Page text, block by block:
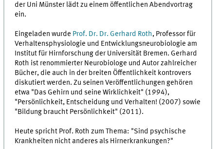
der Uni Münster lädt zu einem öffentlichen Abendvortrag
ein.
Eingeladen wurde Prof. Dr. Dr. Gerhard Roth, Professor für
Verhaltensphysiologie und Entwicklungsneurobiologie am
Institut für Hirnforschung der Universität Bremen. Gerhard
Roth ist renommierter Neurobiologe und Autor zahlreicher
Bücher, die auch in der breiten Öffentlichkeit kontrovers
diskutiert werden. Zu seinen Veröffentlichungen gehören
etwa "Das Gehirn und seine Wirklichkeit" (1994),
"Persönlichkeit, Entscheidung und Verhalten! (2007) sowie
"Bildung braucht Persönlichkeit" (2011).
Heute spricht Prof. Roth zum Thema: "Sind psychische
Krankheiten nicht anderes als Hirnerkrankungen?"